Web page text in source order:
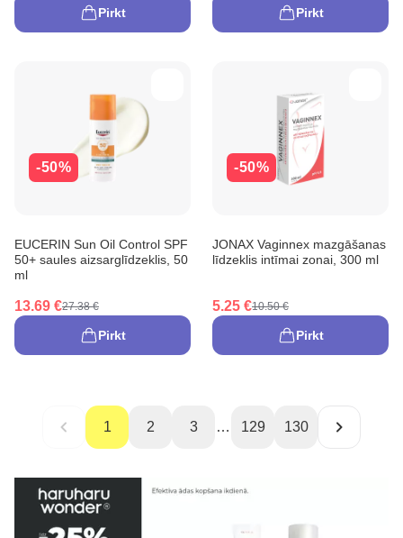
Pirkt Pirkt
-50%
EUCERIN Sun Oil Control SPF
50+ saules aizsarglīdzeklis, 50
ml
13.69 €27.38 €
Pirkt
-50%
JONAX Vaginnex mazgāšanas
līdzeklis intīmai zonai, 300 ml
5.25 €10.50 €
Pirkt
1 2 3 … 129 130